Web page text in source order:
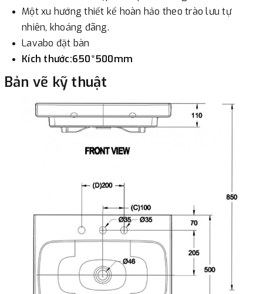
Một xu hướng thiết kế hoàn hảo theo trào lưu tự
nhiên, khoáng đãng.
Lavabo đặt bàn
Kích thước:650*500mm
Bản vẽ kỹ thuật